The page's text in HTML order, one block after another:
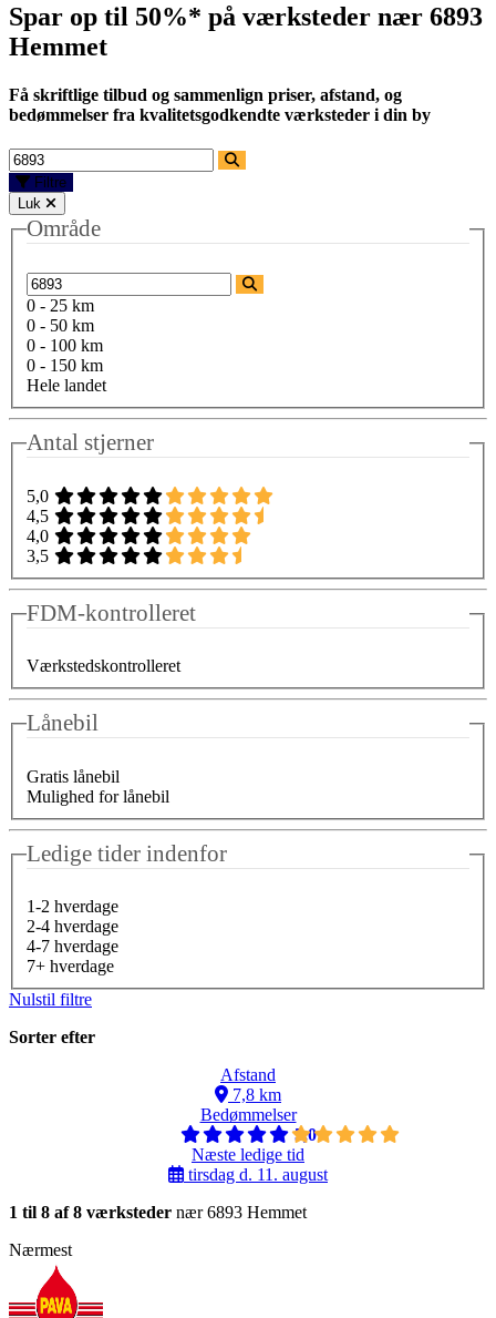
Spar op til 50%* på værksteder nær 6893
Hemmet
Få skriftlige tilbud og sammenlign priser, afstand, og
bedømmelser fra kvalitetsgodkendte værksteder i din by
Filtre
Luk
Område
0 - 25 km
0 - 50 km
0 - 100 km
0 - 150 km
Hele landet
Antal stjerner
5,0
4,5
4,0
3,5
FDM-kontrolleret
Værkstedskontrolleret
Lånebil
Gratis lånebil
Mulighed for lånebil
Ledige tider indenfor
1-2 hverdage
2-4 hverdage
4-7 hverdage
7+ hverdage
Nulstil filtre
Sorter efter
Afstand
7,8 km
Bedømmelser
5,0
Næste ledige tid
tirsdag d. 11. august
1 til 8 af 8 værksteder nær 6893 Hemmet
Nærmest